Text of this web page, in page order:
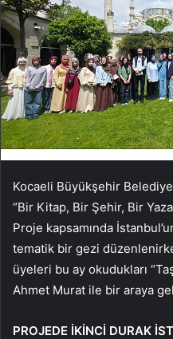
Kocaeli Büyükşehir
“Bir Kitap, Bir Şehir, Bir
Proje kapsamında
tematik bir gezi
üyeleri bu ay okudukları
Ahmet Murat ile bir araya
PROJEDE İKİNCİ DURAK